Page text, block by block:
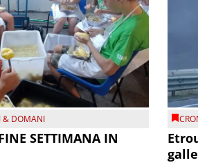
& DOMANI
SETTIMANA IN